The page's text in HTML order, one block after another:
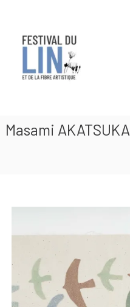
lin
Masami AKATSUKA